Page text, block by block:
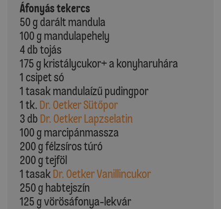
Áfonyás tekercs
50 g darált mandula
100 g mandulapehely
4 db tojás
175 g kristálycukor+ a konyharuhára
1 csipet só
1 tasak mandulaízű pudingpor
1 tk. Dr. Oetker Sütőpor
3 db Dr. Oetker Lapzselatin
100 g marcipánmassza
200 g félzsíros túró
200 g tejföl
1 tasak Dr. Oetker Vanillincukor
250 g habtejszín
125 g vörösáfonya-lekvár